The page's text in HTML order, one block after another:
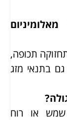
תכופה,
בתנאי מזג
שמש או רוח